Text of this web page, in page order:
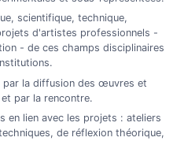
scientifique, technique,
d'artistes professionnels -
- de ces champs disciplinaires
par la diffusion des œuvres et
par la rencontre.
en lien avec les projets : ateliers
de réflexion théorique,